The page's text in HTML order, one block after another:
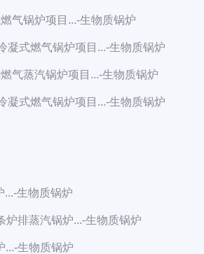
气锅炉项目...-生物质锅炉
凝式燃气锅炉项目...-生物质锅炉
气蒸汽锅炉项目...-生物质锅炉
凝式燃气锅炉项目...-生物质锅炉
...-生物质锅炉
炉排蒸汽锅炉...-生物质锅炉
...-生物质锅炉